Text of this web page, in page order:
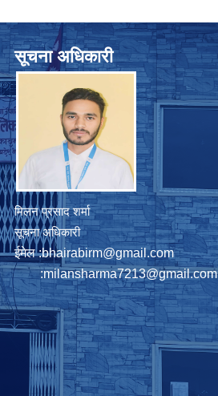
सूचना अधिकारी
मिलन प्रसाद शर्मा
सूचना अधिकारी
ईमेल :bhairabirm@gmail.com
:milansharma7213@gmail.com